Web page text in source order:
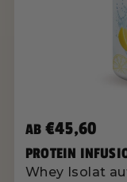
AB €45,60
PROTEIN
Whey Isolat